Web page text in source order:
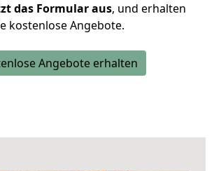
das Formular aus, und erhalten
kostenlose Angebote.
Angebote erhalten